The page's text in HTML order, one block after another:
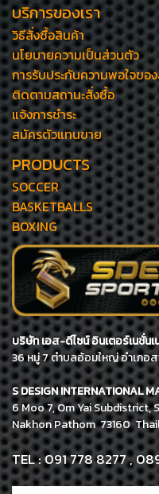
บริการของเรา
วิธีสั่งซื้อสินค้า
นโยบายความเป็นส่วนตัว
การรับประกันความพอใจขอ
ติดตามสถานะสั่งซื้อ
แจ้งการชำระ
สมัครตัวแทนขาย
PRODUCTS
SOCCER
BASKETBALLS
BOXING
บริษัท เอส-ดีไซน์ อินเตอร์เนชั่น
36 หมู่ 7 ตำบลอ้อมใหญ่ อำเภอ
S DESIGN INTERNATIONAL
6 Moo 7, Om Yai Subdistrict,
Nakhon Pathom 73160
TEL : 091 778 8277 ,